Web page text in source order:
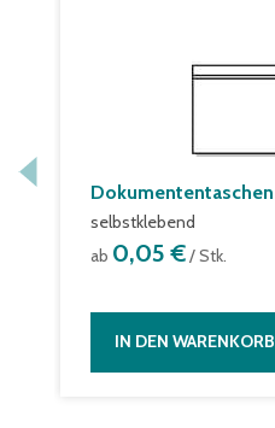
Dokumententaschen
selbstklebend
ab 0,05 €/ Stk.
IN DEN WARENKORB